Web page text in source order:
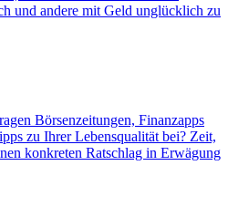
und andere mit Geld unglücklich zu
Börsenzeitungen, Finanzapps
zu Ihrer Lebensqualität bei? Zeit,
konkreten Ratschlag in Erwägung